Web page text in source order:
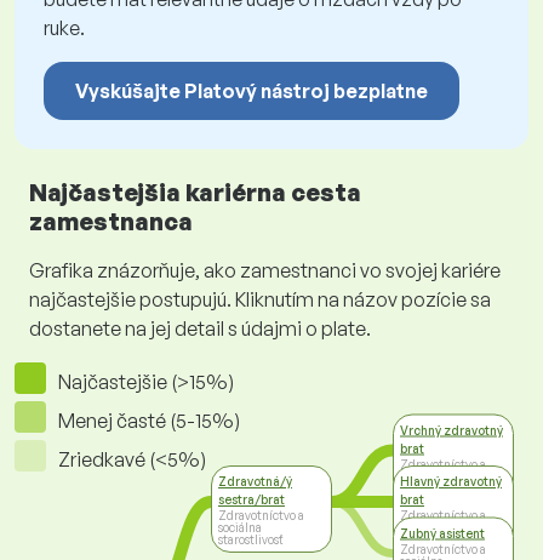
ruke.
Vyskúšajte Platový nástroj bezplatne
Najčastejšia kariérna cesta
zamestnanca
Grafika znázorňuje, ako zamestnanci vo svojej kariére
najčastejšie postupujú. Kliknutím na názov pozície sa
dostanete na jej detail s údajmi o plate.
Najčastejšie (>15%)
Menej časté (5-15%)
Zriedkavé (<5%)
Zdravotná/ý
sestra/brat
Zdravotníctvo a
sociálna
starostlivosť
Vrchný zdravotný
brat
Zdravotníctvo a
sociálna
starostlivosť
Hlavný zdravotný
brat
Zdravotníctvo a
sociálna
starostlivosť
Zubný asistent
Zdravotníctvo a